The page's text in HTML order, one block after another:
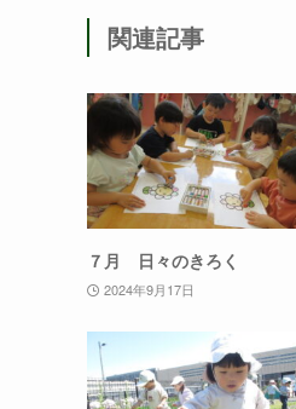
関連記事
７月 日々のきろく
2024年9月17日